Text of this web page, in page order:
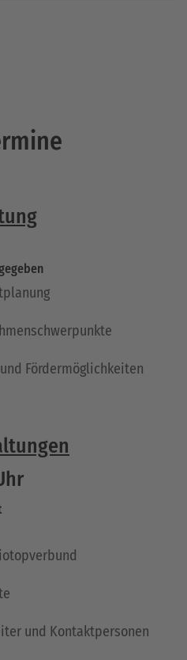
Fördermöglichkeiten
und Kontaktpersonen